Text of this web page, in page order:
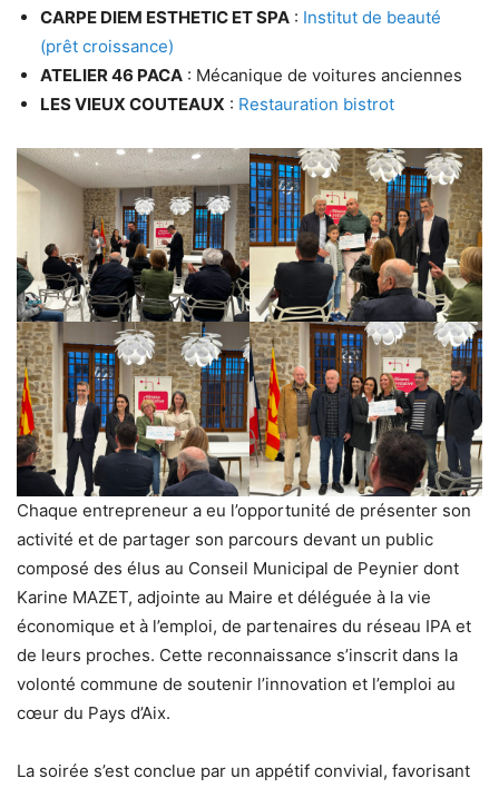
CARPE DIEM ESTHETIC ET SPA : Institut de beauté
(prêt croissance)
ATELIER 46 PACA : Mécanique de voitures anciennes
LES VIEUX COUTEAUX : Restauration bistrot
Chaque entrepreneur a eu l’opportunité de présenter son
activité et de partager son parcours devant un public
composé des élus au Conseil Municipal de Peynier dont
Karine MAZET, adjointe au Maire et déléguée à la vie
économique et à l’emploi, de partenaires du réseau IPA et
de leurs proches. Cette reconnaissance s’inscrit dans la
volonté commune de soutenir l’innovation et l’emploi au
cœur du Pays d’Aix.
La soirée s’est conclue par un appétif convivial, favorisant